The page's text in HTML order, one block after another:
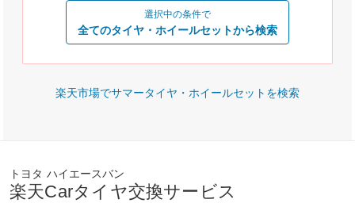
選択中の条件で
全てのタイヤ・ホイールセットから検索
楽天市場でサマータイヤ・ホイールセットを検索
トヨタ ハイエースバン
楽天Carタイヤ交換サービス